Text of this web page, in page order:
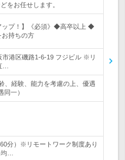
をお任せします。
ップ！】《必須》◆高卒以上 ◆
お持ちの方
市港区磯路1-6-19 フジビル ※リ
…
、経験、能力を考慮の上、優遇
一）
分）※リモートワーク制度あり
…